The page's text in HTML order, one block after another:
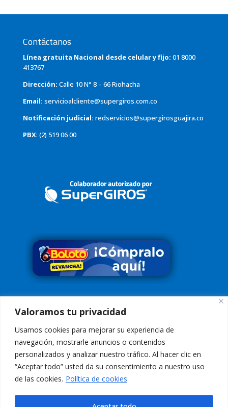
Valoramos tu privacidad
Usamos cookies para mejorar su experiencia de
navegación, mostrarle anuncios o contenidos
personalizados y analizar nuestro tráfico. Al hacer clic en
“Aceptar todo” usted da su consentimiento a nuestro uso
de las cookies. Política de cookies
Contáctanos
Línea gratuita Nacional desde celular y fijo: 01 8000
413767
Dirección: Calle 10 N° 8 – 66 Riohacha
Email: servicioalcliente@supergiros.com.co
Notificación judicial: redservicios@supergirosguajira.co
PBX: (2) 519 06 00
Síguenos en
Conoce nuestra Política de Tratamiento de DatosAquí
El uso de esta página web y sus servicios, es indicación
de aceptación de losTérminos de Uso